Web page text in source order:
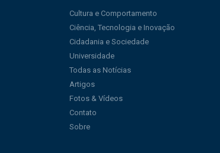
Cultura e Comportamento
Ciência, Tecnologia e Inovação
Cidadania e Sociedade
Universidade
Todas as Notícias
Artigos
Fotos & Vídeos
Contato
Sobre